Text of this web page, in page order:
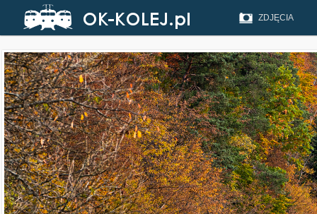
ZDJĘCIA